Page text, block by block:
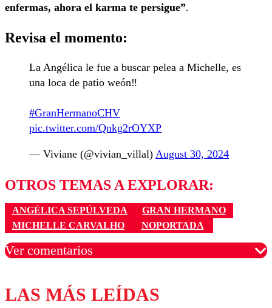
enfermas, ahora el karma te persigue”.
Revisa el momento:
La Angélica le fue a buscar pelea a Michelle, es
una loca de patio weón‼️
#GranHermanoCHV
pic.twitter.com/Qnkg2rOYXP
— Viviane (@vivian_villal) August 30, 2024
OTROS TEMAS A EXPLORAR:
ANGÉLICA SEPÚLVEDA
GRAN HERMANO
MICHELLE CARVALHO
NOPORTADA
Ver comentarios
Los comentarios son moderados para garantizar un
diálogo respetuoso.
LAS MÁS LEÍDAS